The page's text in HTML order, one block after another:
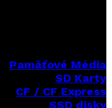
Pamäťové Média
SD Karty
CF / CF Express
SSD disky